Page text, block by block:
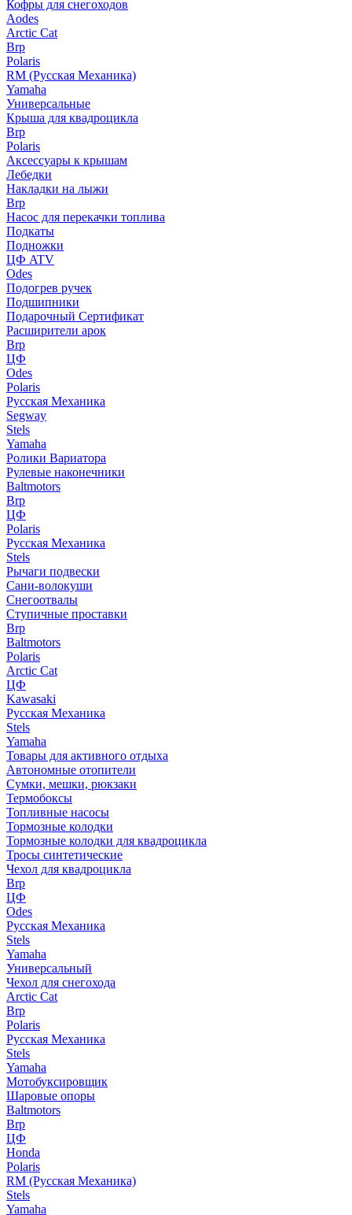
Кофры для снегоходов
Aodes
Arctic Cat
Brp
Polaris
RM (Русская Механика)
Yamaha
Универсальные
Крыша для квадроцикла
Brp
Polaris
Аксессуары к крышам
Лебедки
Накладки на лыжи
Brp
Насос для перекачки топлива
Подкаты
Подножки
ЦФ ATV
Odes
Подогрев ручек
Подшипники
Подарочный Сертификат
Расширители арок
Brp
ЦФ
Odes
Polaris
Русская Механика
Segway
Stels
Yamaha
Ролики Вариатора
Рулевые наконечники
Baltmotors
Brp
ЦФ
Polaris
Русская Механика
Stels
Рычаги подвески
Сани-волокуши
Снегоотвалы
Ступичные проставки
Brp
Baltmotors
Polaris
Arctic Cat
ЦФ
Kawasaki
Русская Механика
Stels
Yamaha
Товары для активного отдыха
Автономные отопители
Сумки, мешки, рюкзаки
Термобоксы
Топливные насосы
Тормозные колодки
Тормозные колодки для квадроцикла
Тросы синтетические
Чехол для квадроцикла
Brp
ЦФ
Odes
Русская Механика
Stels
Yamaha
Универсальный
Чехол для снегохода
Arctic Cat
Brp
Polaris
Русская Механика
Stels
Yamaha
Мотобуксировщик
Шаровые опоры
Baltmotors
Brp
ЦФ
Honda
Polaris
RM (Русская Механика)
Stels
Yamaha